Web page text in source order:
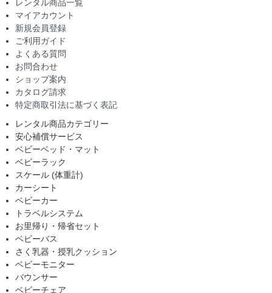
レンタル商品一覧
マイアカウント
新規会員登録
ご利用ガイド
よくある質問
お問合わせ
ショップ案内
カタログ請求
特定商取引法に基づく表記
レンタル商品カテゴリー
安心補償サービス
ベビーベッド・マット
ベビーラック
スケール (体重計)
カーシート
ベビーカー
トラベルシステム
お里帰り・帰省セット
ベビーバス
さく乳器・授乳クッション
ベビーモニター
バウンサー
ベビーチェア